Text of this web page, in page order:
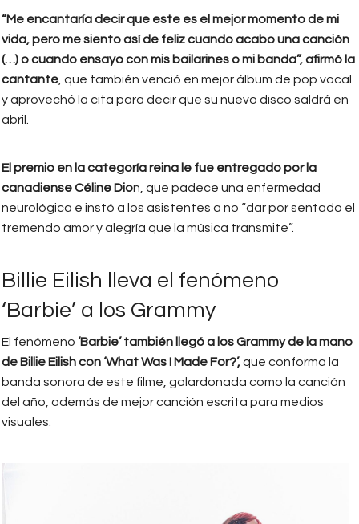
“Me encantaría decir que este es el mejor momento de mi
vida, pero me siento así de feliz cuando acabo una canción
(…) o cuando ensayo con mis bailarines o mi banda”, afirmó la
cantante , que también venció en mejor álbum de pop vocal
y aprovechó la cita para decir que su nuevo disco saldrá en
abril.
El premio en la categoría reina le fue entregado por la
canadiense Céline Dion, que padece una enfermedad
neurológica e instó a los asistentes a no “dar por sentado el
tremendo amor y alegría que la música transmite”.
Billie Eilish lleva el fenómeno
‘Barbie’ a los Grammy
El fenómeno ‘Barbie’ también llegó a los Grammy de la mano
de Billie Eilish con ‘What Was I Made For?’,que conforma la
banda sonora de este filme, galardonada como la canción
del año, además de mejor canción escrita para medios
visuales.
billie_elish.jpg